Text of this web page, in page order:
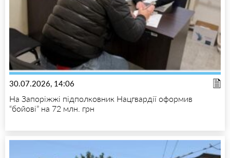
30.07.2026, 14:06
На Запоріжжі підполковник Нацгвардії оформив
“бойові” на 72 млн. грн